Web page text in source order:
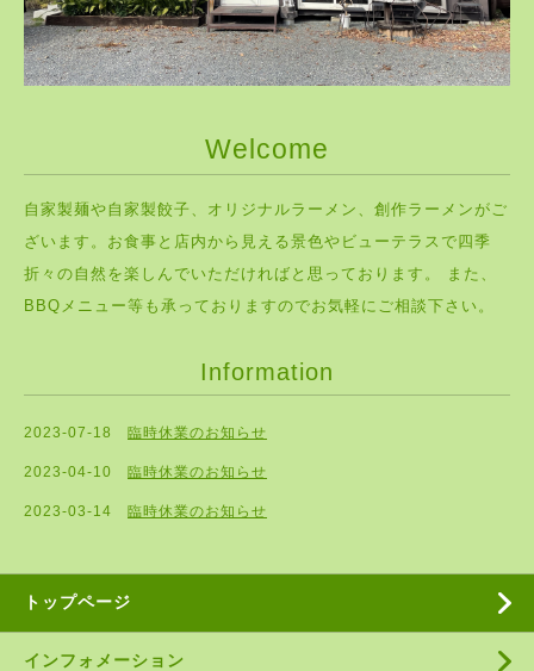
Welcome
自家製麺や自家製餃子、オリジナルラーメン、創作ラーメンがご
ざいます。お食事と店内から見える景色やビューテラスで四季
折々の自然を楽しんでいただければと思っております。 また、
BBQメニュー等も承っておりますのでお気軽にご相談下さい。
Information
2023-07-18 臨時休業のお知らせ
2023-04-10 臨時休業のお知らせ
2023-03-14 臨時休業のお知らせ
トップページ
インフォメーション